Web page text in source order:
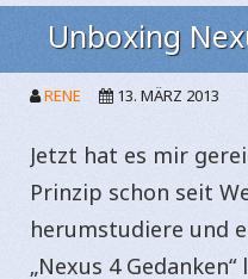
Unboxing
RENE 13. MÄRZ 2013
Jetzt hat es mir
Prinzip schon seit
herumstudiere und
„Nexus 4